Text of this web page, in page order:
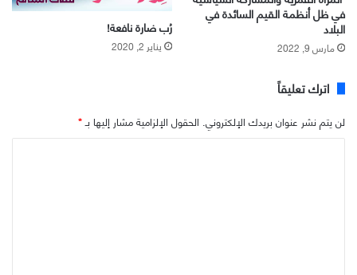
في ظل أنظمة القيم السائدة في
البلاد
مارس 9, 2022
رُب ضارة نافعة!
يناير 2, 2020
اترك تعليقاً
لن يتم نشر عنوان بريدك الإلكتروني. الحقول الإلزامية مشار إليها بـ*